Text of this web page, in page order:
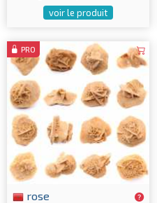
voir le produit
PRO
rose